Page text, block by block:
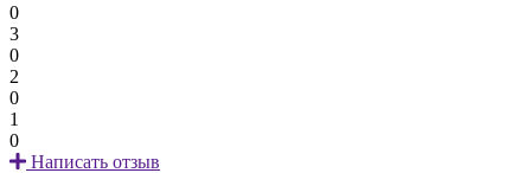
0
3
0
2
0
1
0
Написать отзыв